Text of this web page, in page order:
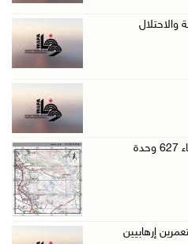
التحتا وقرية جل ...
فعاليات تخريج ...
والاحتلال
هيئة الجدار: الاحتلال يطرح عطاءً لبناء 627 وحدة
إرهابيين